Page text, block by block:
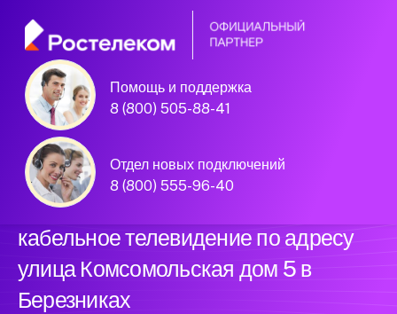
Помощь и поддержка
8 (800) 505-88-41
Отдел новых подключений
8 (800) 555-96-40
Официальный
партнер Ростелеком
Подключили новый интернет и
кабельное телевидение по адресу
улица Комсомольская дом 5 в
Березниках